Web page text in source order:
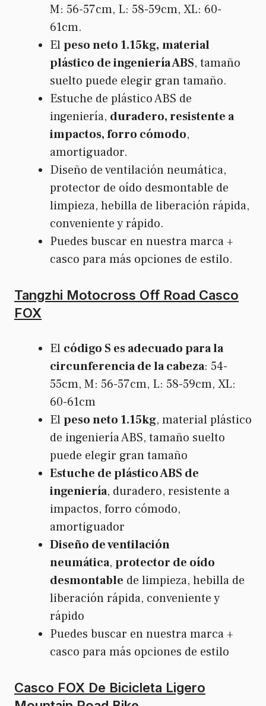
M: 56-57cm, L: 58-59cm, XL: 60-
61cm.
Elpeso neto 1.15kg, material
plástico de ingeniería ABS, tamaño
suelto puede elegir gran tamaño.
Estuche de plástico ABS de
ingeniería, duradero, resistente a
impactos, forro cómodo,
amortiguador.
Diseño de ventilación neumática,
protector de oído desmontable de
limpieza, hebilla de liberación rápida,
conveniente y rápido.
Puedes buscar en nuestra marca +
casco para más opciones de estilo.
Tangzhi Motocross Off Road Casco
FOX
El código S es adecuado para la
circunferencia de la cabeza: 54-
55cm, M: 56-57cm, L: 58-59cm, XL:
60-61cm
Elpeso neto 1.15kg, material plástico
de ingeniería ABS, tamaño suelto
puede elegir gran tamaño
Estuche de plástico ABS de
ingeniería, duradero, resistente a
impactos, forro cómodo,
amortiguador
Diseño de ventilación
neumática, protector de oído
desmontable de limpieza, hebilla de
liberación rápida, conveniente y
rápido
Puedes buscar en nuestra marca +
casco para más opciones de estilo
Casco FOX De Bicicleta Ligero